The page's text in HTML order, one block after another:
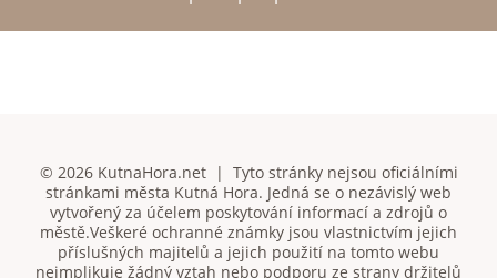
© 2026 KutnaHora.net | Tyto stránky nejsou oficiálními
stránkami města Kutná Hora. Jedná se o nezávislý web
vytvořený za účelem poskytování informací a zdrojů o
městě.Veškeré ochranné známky jsou vlastnictvím jejich
příslušných majitelů a jejich použití na tomto webu
neimplikuje žádný vztah nebo podporu ze strany držitelů